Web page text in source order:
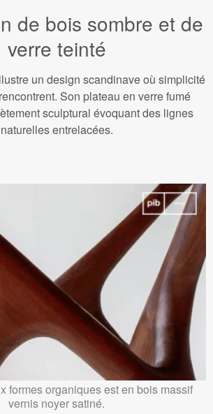
de bois sombre et de
verre teinté
un design scandinave où simplicité
Son plateau en verre fumé
sculptural évoquant des lignes
naturelles entrelacées.
formes organiques est en bois massif
vernis noyer satiné.